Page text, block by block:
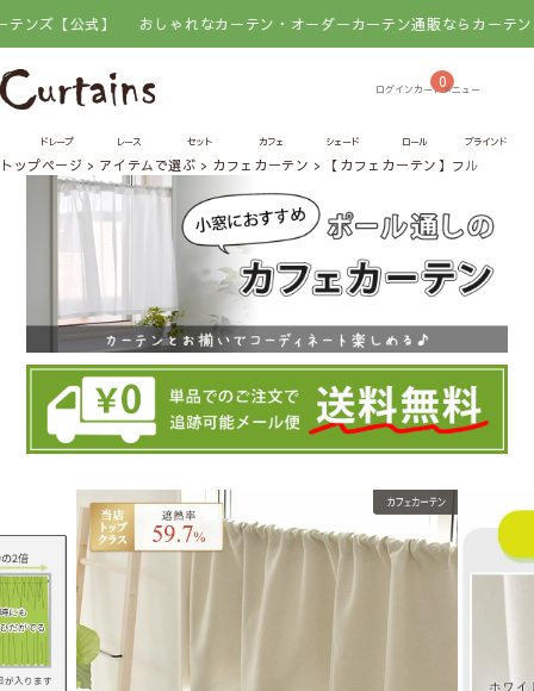
式】 おしゃれなカーテン・オーダーカーテン通販ならカーテンズ【公式】
0
ドレープ レース セット カフェ シェード ロール ブラインド
トップページ アイテムで選ぶ カフェカーテン 【カフェカーテン】フルーティ